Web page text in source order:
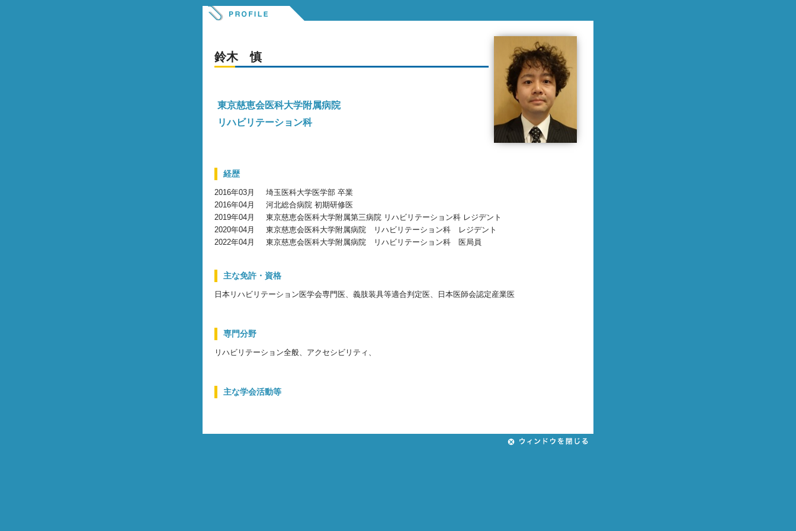
鈴木 慎
東京慈恵会医科大学附属病院
リハビリテーション科
経歴
2016年03月
埼玉医科大学医学部 卒業
2016年04月
河北総合病院 初期研修医
2019年04月
東京慈恵会医科大学附属第三病院 リハビリテーション科 レジデント
2020年04月
東京慈恵会医科大学附属病院 リハビリテーション科 レジデント
2022年04月
東京慈恵会医科大学附属病院 リハビリテーション科 医局員
主な免許・資格
日本リハビリテーション医学会専門医、義肢装具等適合判定医、日本医師会認定産業医
専門分野
リハビリテーション全般、アクセシビリティ、
主な学会活動等